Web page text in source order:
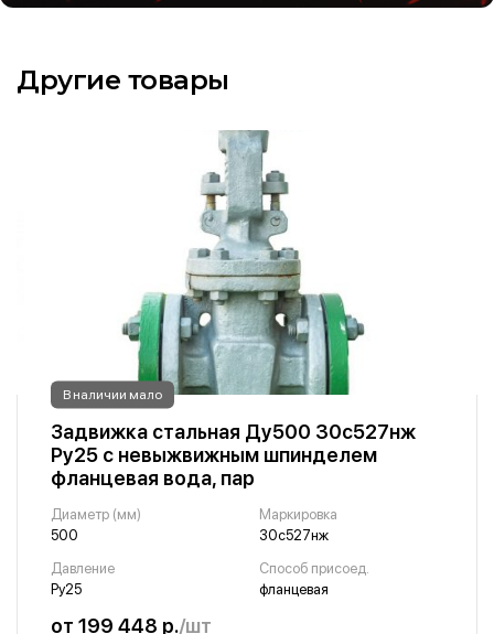
Другие товары
В наличии мало
Задвижка стальная Ду500 30с527нж
Ру25 с невыжвижным шпинделем
фланцевая вода, пар
Диаметр (мм)
500
Маркировка
30с527нж
Давление
Ру25
Способ присоед.
фланцевая
от 199 448 р./шт